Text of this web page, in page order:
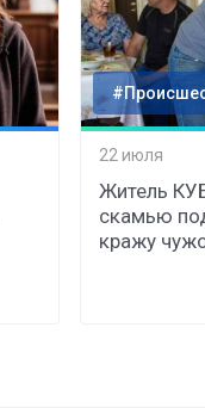
22 июля
Житель
скамью
кражу